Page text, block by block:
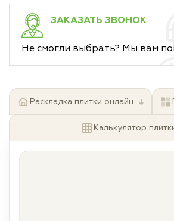
ЗАКАЗАТЬ ЗВОНОК
Не смогли выбрать? Мы вам
Раскладка плитки онлайн ↓
Калькулятор